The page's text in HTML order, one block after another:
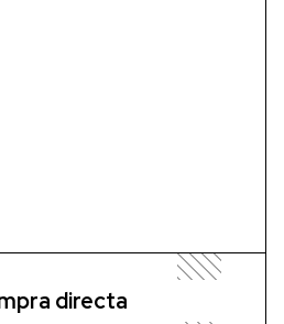
directa